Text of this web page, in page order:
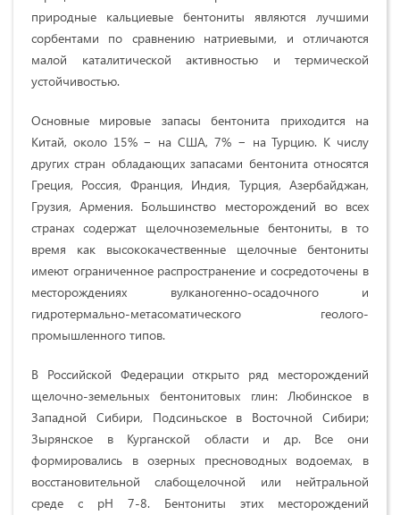
природные кальциевые бентониты являются лучшими
сорбентами по сравнению натриевыми, и отличаются
малой каталитической активностью и термической
устойчивостью.
Основные мировые запасы бентонита приходится на
Китай, около 15% − на США, 7% − на Турцию. К числу
других стран обладающих запасами бентонита относятся
Греция, Россия, Франция, Индия, Турция, Азербайджан,
Грузия, Армения. Большинство месторождений во всех
странах содержат щелочноземельные бентониты, в то
время как высококачественные щелочные бентониты
имеют ограниченное распространение и сосредоточены в
месторождениях вулканогенно-осадочного и
гидротермально-метасоматического геолого-
промышленного типов.
В Российской Федерации открыто ряд месторождений
щелочно-земельных бентонитовых глин: Любинское в
Западной Сибири, Подсиньское в Восточной Сибири;
Зырянское в Курганской области и др. Все они
формировались в озерных пресноводных водоемах, в
восстановительной слабощелочной или нейтральной
среде с рН 7-8. Бентониты этих месторождений